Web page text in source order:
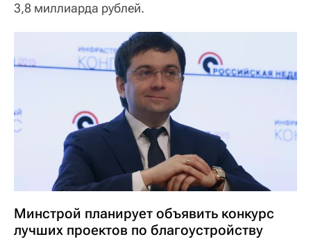
3,8 миллиарда рублей.
Минстрой планирует объявить конкурс
лучших проектов по благоустройству